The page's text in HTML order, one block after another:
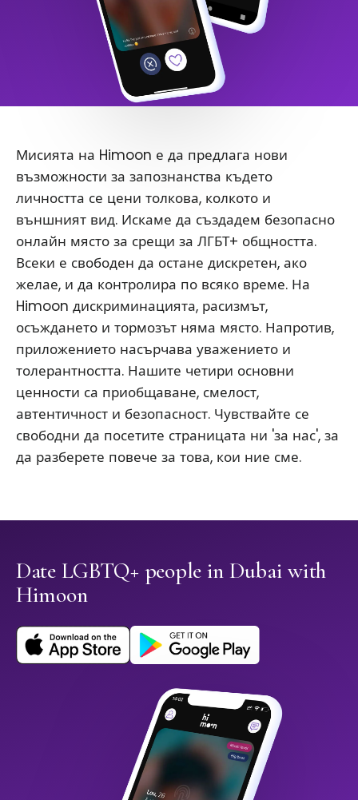
Мисията на Himoon е да предлага нови
възможности за запознанства където
личността се цени толкова, колкото и
външният вид. Искаме да създадем безопасно
онлайн място за срещи за ЛГБТ+ общността.
Всеки е свободен да остане дискретен, ако
желае, и да контролира по всяко време. На
Himoon дискриминацията, расизмът,
осъждането и тормозът няма място. Напротив,
приложението насърчава уважението и
толерантността. Нашите четири основни
ценности са приобщаване, смелост,
автентичност и безопасност. Чувствайте се
свободни да посетите страницата ни 'за нас', за
да разберете повече за това, кои ние сме.
Date LGBTQ+ people in Dubai with
Himoon